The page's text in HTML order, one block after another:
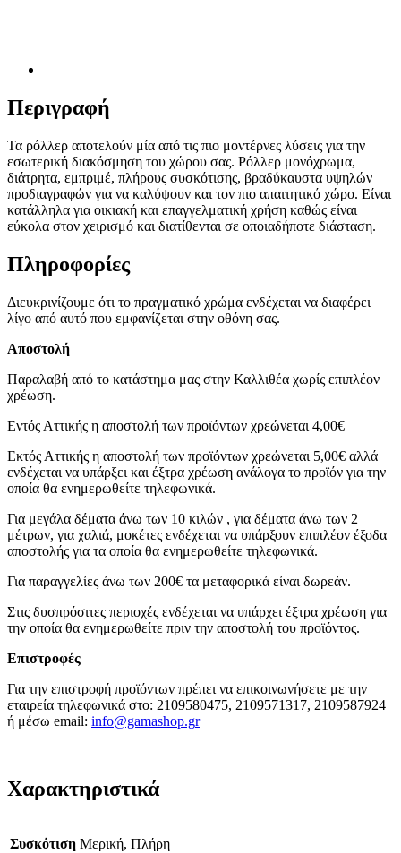
Περιγραφή
Τα ρόλλερ αποτελούν μία από τις πιο μοντέρνες λύσεις για την
εσωτερική διακόσμηση του χώρου σας. Ρόλλερ μονόχρωμα,
διάτρητα, εμπριμέ, πλήρους συσκότισης, βραδύκαυστα υψηλών
προδιαγραφών για να καλύψουν και τον πιο απαιτητικό χώρο. Είναι
κατάλληλα για οικιακή και επαγγελματική χρήση καθώς είναι
εύκολα στον χειρισμό και διατίθενται σε οποιαδήποτε διάσταση.
Πληροφορίες
Διευκρινίζουμε ότι το πραγματικό χρώμα ενδέχεται να διαφέρει
λίγο από αυτό που εμφανίζεται στην οθόνη σας.
Αποστολή
Παραλαβή από το κατάστημα μας στην Καλλιθέα χωρίς επιπλέον
χρέωση.
Εντός Αττικής η αποστολή των προϊόντων χρεώνεται 4,00€
Εκτός Αττικής η αποστολή των προϊόντων χρεώνεται 5,00€ αλλά
ενδέχεται να υπάρξει και έξτρα χρέωση ανάλογα το προϊόν για την
οποία θα ενημερωθείτε τηλεφωνικά.
Για μεγάλα δέματα άνω των 10 κιλών , για δέματα άνω των 2
μέτρων, για χαλιά, μοκέτες ενδέχεται να υπάρξουν επιπλέον έξοδα
αποστολής για τα οποία θα ενημερωθείτε τηλεφωνικά.
Για παραγγελίες άνω των 200€ τα μεταφορικά είναι δωρεάν.
Στις δυσπρόσιτες περιοχές ενδέχεται να υπάρχει έξτρα χρέωση για
την οποία θα ενημερωθείτε πριν την αποστολή του προϊόντος.
Επιστροφές
Για την επιστροφή προϊόντων πρέπει να επικοινωνήσετε με την
εταιρεία τηλεφωνικά στο: 2109580475, 2109571317, 2109587924
ή μέσω email: info@gamashop.gr
Χαρακτηριστικά
Συσκότιση Μερική, Πλήρη